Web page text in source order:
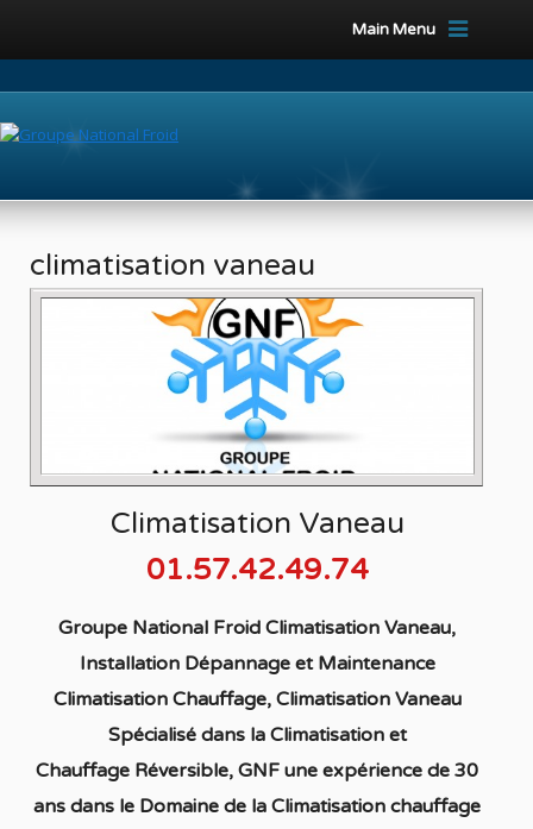
Main Menu
climatisation vaneau
Climatisation Vaneau
01.57.42.49.74
Groupe National Froid Climatisation Vaneau,
Installation Dépannage et Maintenance
Climatisation Chauffage, Climatisation Vaneau
Spécialisédans la Climatisationet
Chauffage Réversible, GNF une expérience de 30
ans dans le Domaine de la Climatisation chauffage